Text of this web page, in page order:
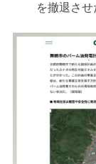
を撤退させ